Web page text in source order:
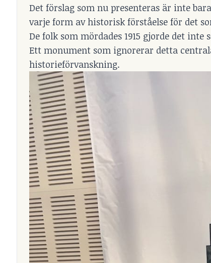
Det förslag som nu presenteras är inte
varje form av historisk förståelse för det
De folk som mördades 1915 gjorde det
Ett monument som ignorerar detta
historieförvanskning.